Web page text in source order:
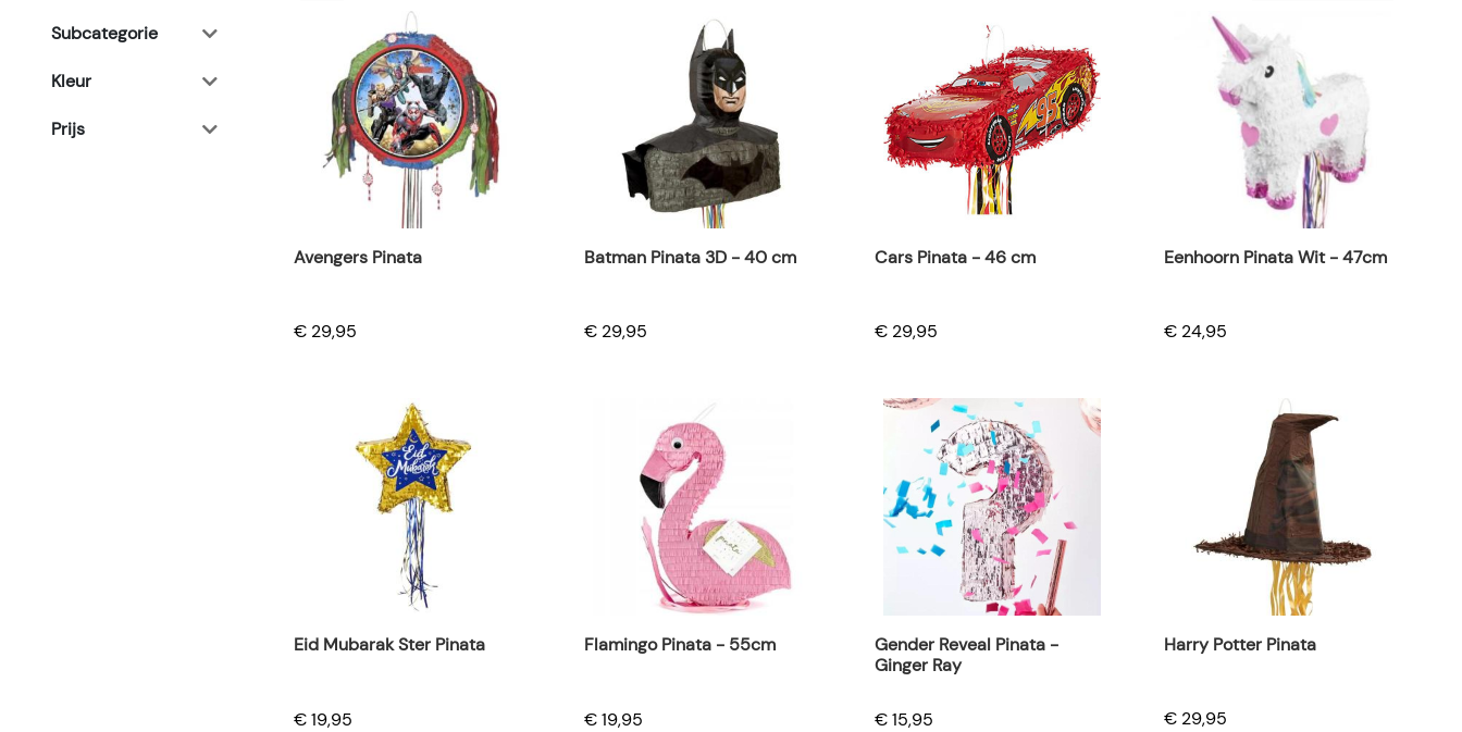
Subcategorie
Kleur
Prijs
Avengers Pinata
€ 29,95
Batman Pinata 3D - 40 cm
€ 29,95
Cars Pinata - 46 cm
€ 29,95
Eenhoorn Pinata Wit - 47cm
€ 24,95
Eid Mubarak Ster Pinata
€ 19,95
Flamingo Pinata - 55cm
€ 19,95
Gender Reveal Pinata -
Ginger Ray
€ 15,95
Harry Potter Pinata
€ 29,95